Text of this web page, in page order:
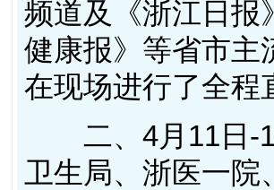
频道及《浙江日报
健康报》等省市主
在现场进行了全程
二、4月11日-16
卫生局、浙医一